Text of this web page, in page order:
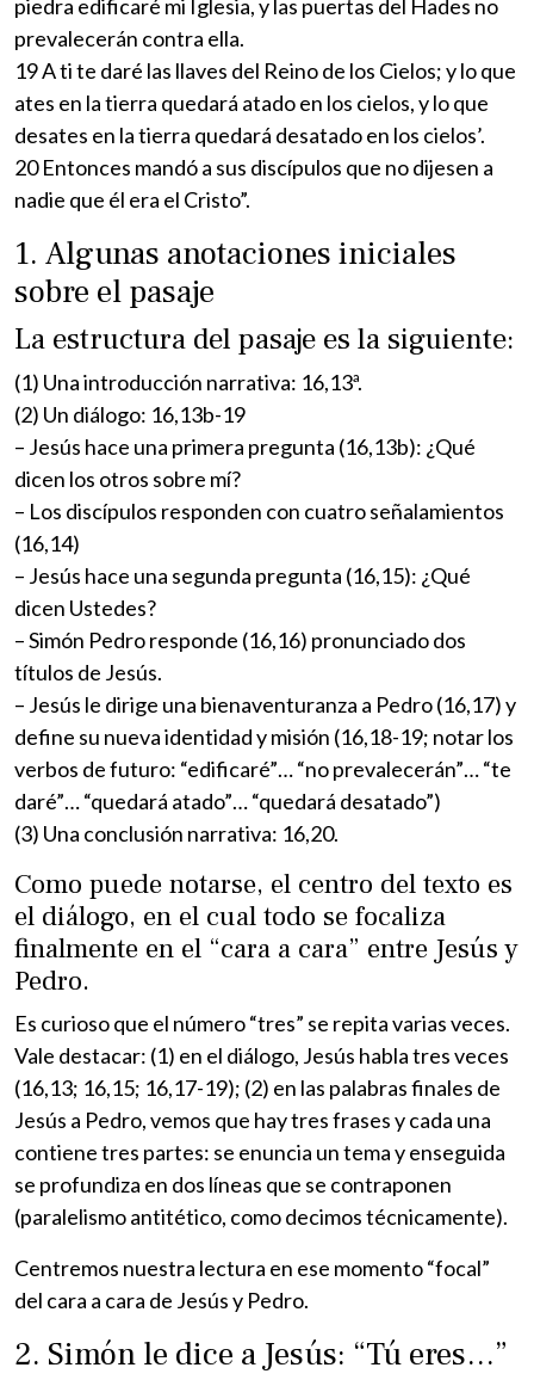
piedra edificaré mi Iglesia, y las puertas del Hades no
prevalecerán contra ella.
19 A ti te daré las llaves del Reino de los Cielos; y lo que
ates en la tierra quedará atado en los cielos, y lo que
desates en la tierra quedará desatado en los cielos’.
20 Entonces mandó a sus discípulos que no dijesen a
nadie que él era el Cristo”.
1. Algunas anotaciones iniciales
sobre el pasaje
La estructura del pasaje es la siguiente:
(1) Una introducción narrativa: 16,13ª.
(2) Un diálogo: 16,13b-19
– Jesús hace una primera pregunta (16,13b): ¿Qué
dicen los otros sobre mí?
– Los discípulos responden con cuatro señalamientos
(16,14)
– Jesús hace una segunda pregunta (16,15): ¿Qué
dicen Ustedes?
– Simón Pedro responde (16,16) pronunciado dos
títulos de Jesús.
– Jesús le dirige una bienaventuranza a Pedro (16,17) y
define su nueva identidad y misión (16,18-19; notar los
verbos de futuro: “edificaré”… “no prevalecerán”… “te
daré”… “quedará atado”… “quedará desatado”)
(3) Una conclusión narrativa: 16,20.
Como puede notarse, el centro del texto es
el diálogo, en el cual todo se focaliza
finalmente en el “cara a cara” entre Jesús y
Pedro.
Es curioso que el número “tres” se repita varias veces.
Vale destacar: (1) en el diálogo, Jesús habla tres veces
(16,13; 16,15; 16,17-19); (2) en las palabras finales de
Jesús a Pedro, vemos que hay tres frases y cada una
contiene tres partes: se enuncia un tema y enseguida
se profundiza en dos líneas que se contraponen
(paralelismo antitético, como decimos técnicamente).
Centremos nuestra lectura en ese momento “focal”
del cara a cara de Jesús y Pedro.
2. Simón le dice a Jesús: “Tú eres…”